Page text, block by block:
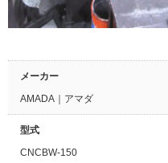
メーカー
AMADA｜アマダ
型式
CNCBW-150